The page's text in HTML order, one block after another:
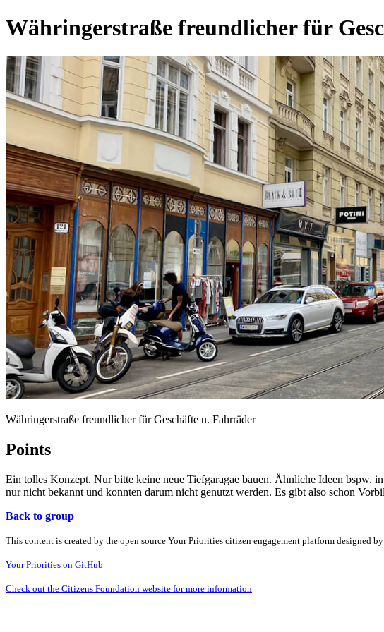
Währingerstraße freundlicher für
Währingerstraße freundlicher für Geschäfte u. Fahrräder
Points
Ein tolles Konzept. Nur bitte keine neue Tiefgaragae bauen. Ähnliche Ideen bspw.
nur nicht bekannt und konnten darum nicht genutzt werden. Es gibt also schon
Back to group
This content is created by the open source Your Priorities citizen engagement platform designed
Your Priorities on GitHub
Check out the Citizens Foundation website for more information